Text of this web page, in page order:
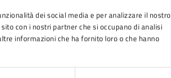
dei social media e per analizzare il nostro
con i nostri partner che si occupano di analisi
informazioni che ha fornito loro o che hanno